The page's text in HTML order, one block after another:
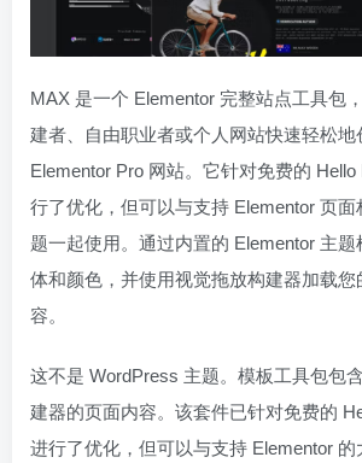
MAX 是一个 Elementor 完整站点工具包
建者、自由职业者或个人网站快速轻松地
Elementor Pro 网站。它针对免费的
行了优化，但可以与支持 Elementor 页
题一起使用。通过内置的 Elementor 主
体和颜色，并使用视觉拖放构建器加载您
容。
这不是 WordPress 主题。模板工具包包
建器的页面内容。该套件已针对免费的
进行了优化，但可以与支持 Elementor